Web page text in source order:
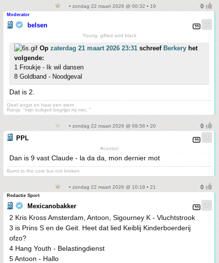
• zondag 22 maart 2026 @ 00:32 • 19
Moderator
belsen
Young, gifted and black
Op zaterdag 21 maart 2026 23:31 schreef Berkery het
volgende:
1 Froukje - Ik wil dansen
8 Goldband - Noodgeval
Dat is 2.
Geef angst en haat een stem
Ranja: "mijn bukgeit begrijpt mj niet. "
• zondag 22 maart 2026 @ 09:56 • 20
PPL
#control
Dan is 9 vast Claude - la da da, mon dernier mot
Burnt to the core but not broken
• zondag 22 maart 2026 @ 10:18 • 21
Redactie Sport
Mexicanobakker
2 Kris Kross Amsterdam, Antoon, Sigourney K - Vluchtstrook
3 is Prins S en de Geit. Heet dat lied Keiblij Kinderboerderij
ofzo?
4 Hang Youth - Belastingdienst
5 Antoon - Hallo